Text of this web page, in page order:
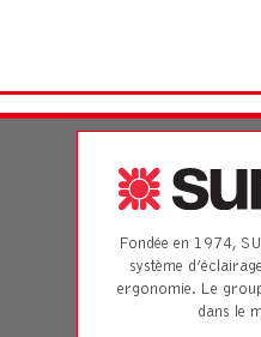
Fondée en 1974,
système
ergonomie. Le
dans le